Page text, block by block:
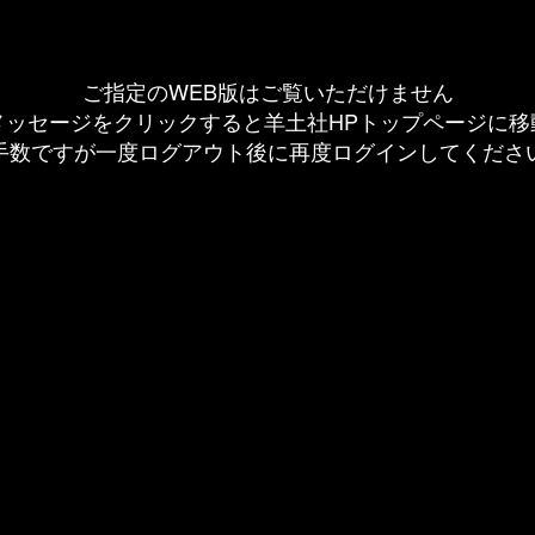
ご指定のWEB版はご覧いただけません
セージをクリックすると羊土社HPトップページに移
数ですが一度ログアウト後に再度ログインしてくださ